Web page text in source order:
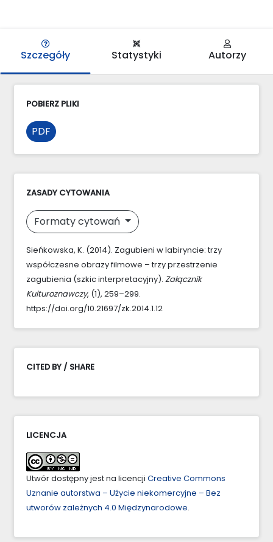
Szczegóły Statystyki Autorzy
POBIERZ PLIKI
PDF
ZASADY CYTOWANIA
Formaty cytowań
Sieńkowska, K. (2014). Zagubieni w labiryncie: trzy
współczesne obrazy filmowe – trzy przestrzenie
zagubienia (szkic interpretacyjny). Załącznik
Kulturoznawczy, (1), 259–299.
https://doi.org/10.21697/zk.2014.1.12
CITED BY / SHARE
LICENCJA
Utwór dostępny jest na licencji Creative Commons
Uznanie autorstwa – Użycie niekomercyjne – Bez
utworów zależnych 4.0 Międzynarodowe.